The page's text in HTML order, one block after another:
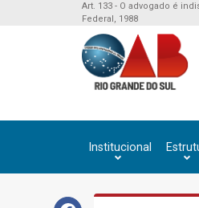
Art. 133 - O advogado é
Federal, 1988
Institucional